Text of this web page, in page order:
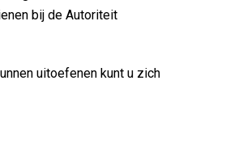
bij de Autoriteit
uitoefenen kunt u zich